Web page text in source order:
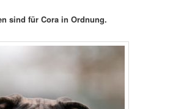
sind für Cora in Ordnung.